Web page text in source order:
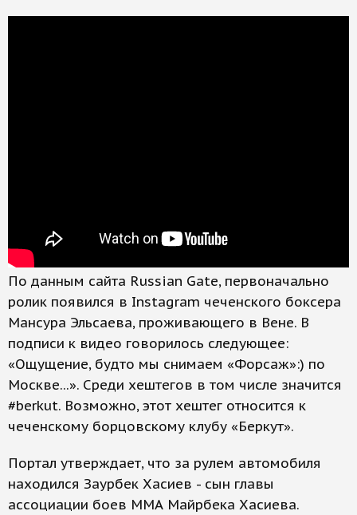
По данным сайта Russian Gate, первоначально
ролик появился в Instagram чеченского боксера
Мансура Эльсаева, проживающего в Вене. В
подписи к видео говорилось следующее:
«Ощущение, будто мы снимаем «Форсаж»:) по
Москве...». Среди хештегов в том числе значится
#berkut. Возможно, этот хештег относится к
чеченскому борцовскому клубу «Беркут».
Портал утверждает, что за рулем автомобиля
находился Заурбек Хасиев - сын главы
ассоциации боев ММА Майрбека Хасиева.